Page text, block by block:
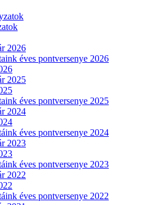
2026
éves pontversenye 2026
2025
éves pontversenye 2025
2024
éves pontversenye 2024
2023
éves pontversenye 2023
2022
éves pontversenye 2022